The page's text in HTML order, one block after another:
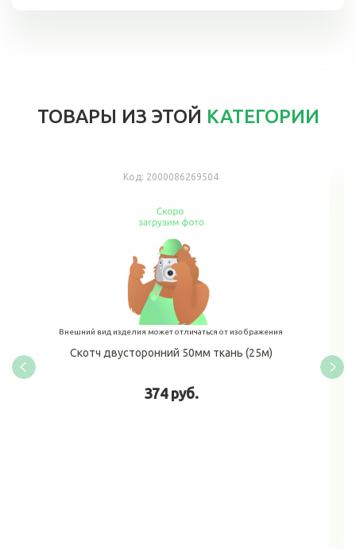
ТОВАРЫ ИЗ ЭТОЙ КАТЕГОРИИ
Код: 2000086269504
Внешний вид изделия может отличаться от изображения
Скотч двусторонний 50мм ткань (25м)
374 руб.